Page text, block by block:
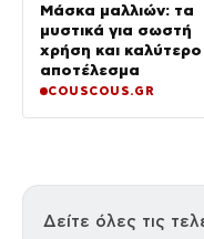
Μάσκα μαλλιών: τα
μυστικά για σωστή
χρήση και καλύτερο
αποτέλεσμα
COUSCOUS.GR
Δείτε όλες τις